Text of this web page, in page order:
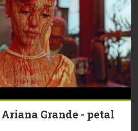
Ariana Grande - petal